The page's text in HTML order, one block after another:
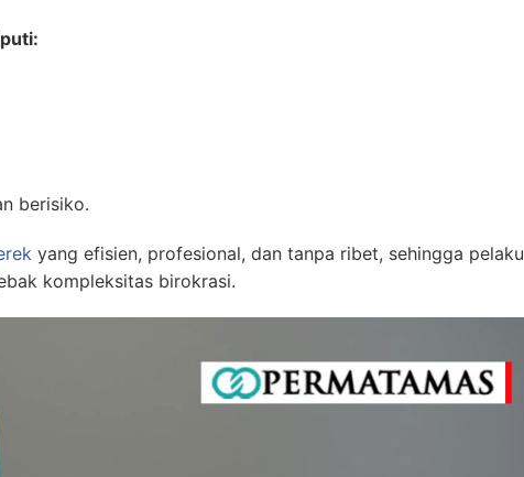
berisiko.
yang efisien, profesional, dan tanpa ribet, sehingga pelaku
kompleksitas birokrasi.